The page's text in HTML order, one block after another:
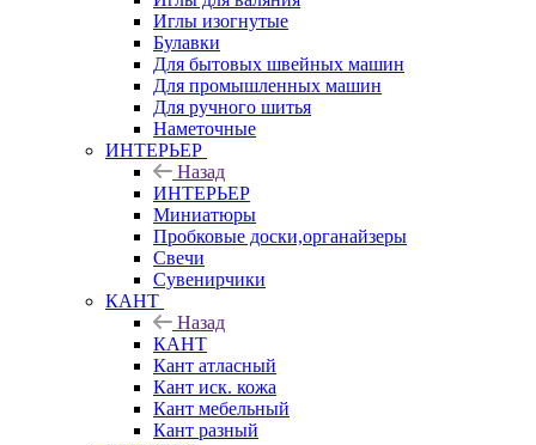
Иглы изогнутые
Булавки
Для бытовых швейных машин
Для промышленных машин
Для ручного шитья
Наметочные
ИНТЕРЬЕР
Назад
ИНТЕРЬЕР
Миниатюры
Пробковые доски,органайзеры
Свечи
Сувенирчики
КАНТ
Назад
КАНТ
Кант атласный
Кант иск. кожа
Кант мебельный
Кант разный